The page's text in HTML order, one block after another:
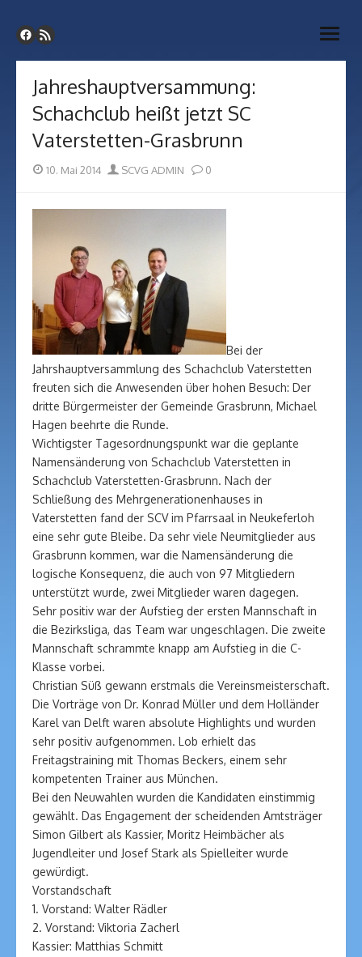
to
content
SC Vaterstetten-Grasbrunn
Webseite unseres Schachvereins
open
Jahreshauptversammung:
Schachclub heißt jetzt SC
Vaterstetten-Grasbrunn
Posted
10. Mai 2014 Author
SCVG ADMIN 0
Bei der
Jahrshauptversammlung des Schachclub Vaterstetten
freuten sich die Anwesenden über hohen Besuch: Der
dritte Bürgermeister der Gemeinde Grasbrunn, Michael
Hagen beehrte die Runde.
Wichtigster Tagesordnungspunkt war die geplante
Namensänderung von Schachclub Vaterstetten in
Schachclub Vaterstetten-Grasbrunn. Nach der
Schließung des Mehrgenerationenhauses in
Vaterstetten fand der SCV im Pfarrsaal in Neukeferloh
eine sehr gute Bleibe. Da sehr viele Neumitglieder aus
Grasbrunn kommen, war die Namensänderung die
logische Konsequenz, die auch von 97 Mitgliedern
unterstützt wurde, zwei Mitglieder waren dagegen.
Sehr positiv war der Aufstieg der ersten Mannschaft in
die Bezirksliga, das Team war ungeschlagen. Die zweite
Mannschaft schrammte knapp am Aufstieg in die C-
Klasse vorbei.
Christian Süß gewann erstmals die Vereinsmeisterschaft.
Die Vorträge von Dr. Konrad Müller und dem Holländer
Karel van Delft waren absolute Highlights und wurden
sehr positiv aufgenommen. Lob erhielt das
Freitagstraining mit Thomas Beckers, einem sehr
kompetenten Trainer aus München.
Bei den Neuwahlen wurden die Kandidaten einstimmig
gewählt. Das Engagement der scheidenden Amtsträger
Simon Gilbert als Kassier, Moritz Heimbächer als
Jugendleiter und Josef Stark als Spielleiter wurde
gewürdigt.
Vorstandschaft
1. Vorstand: Walter Rädler
2. Vorstand: Viktoria Zacherl
Kassier: Matthias Schmitt